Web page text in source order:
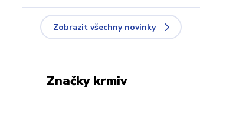
Zobrazit všechny novinky
Značky krmiv